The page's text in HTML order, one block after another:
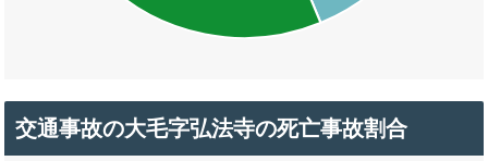
交通事故の大毛字弘法寺の死亡事故割合